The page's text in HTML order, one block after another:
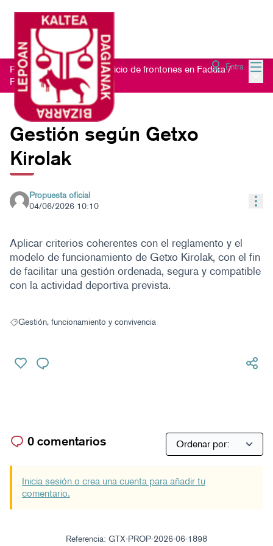
Entra
Proceso participativo edificio de frontones en Fadura /
Propuestas
Gestión según Getxo
Kirolak
Propuesta oficial
04/06/2026 10:10
Aplicar criterios coherentes con el reglamento y el
modelo de funcionamiento de Getxo Kirolak, con el fin
de facilitar una gestión ordenada, segura y compatible
con la actividad deportiva prevista.
Resultados al filtrar por: Gestión, funcionamiento y convivencia
Gestión, funcionamiento y convivencia
0 comentarios
Inicia sesión o crea una cuenta para añadir tu
comentario.
Referencia: GTX-PROP-2026-06-1898